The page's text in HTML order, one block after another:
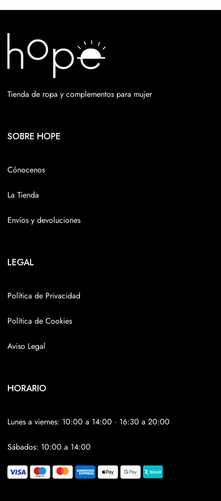
Tienda de ropa y complementos para mujer
SOBRE HOPE
Cónocenos
La Tienda
Envíos y devoluciones
LEGAL
Política de Privacidad
Política de Cookies
Aviso Legal
HORARIO
Lunes a viernes: 10:00 a 14:00 · 16:30 a 20:00
Sábados: 10:00 a 14:00